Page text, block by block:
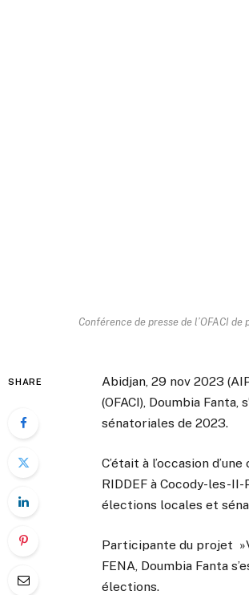
Conférence de presse de l’OFACI
SHARE
Abidjan, 29 nov 2023
(OFACI), Doumbia
sénatoriales de 2023.
C’était à l’occasion
RIDDEF à Cocody-les-
élections locales et
Participante du projet
FENA, Doumbia Fanta
élections.